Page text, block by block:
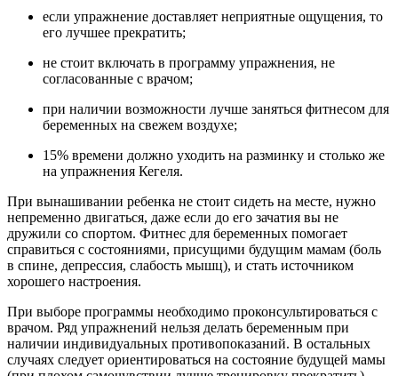
если упражнение доставляет неприятные ощущения, то
его лучшее прекратить;
не стоит включать в программу упражнения, не
согласованные с врачом;
при наличии возможности лучше заняться фитнесом для
беременных на свежем воздухе;
15% времени должно уходить на разминку и столько же
на упражнения Кегеля.
При вынашивании ребенка не стоит сидеть на месте, нужно
непременно двигаться, даже если до его зачатия вы не
дружили со спортом. Фитнес для беременных помогает
справиться с состояниями, присущими будущим мамам (боль
в спине, депрессия, слабость мышц), и стать источником
хорошего настроения.
При выборе программы необходимо проконсультироваться с
врачом. Ряд упражнений нельзя делать беременным при
наличии индивидуальных противопоказаний. В остальных
случаях следует ориентироваться на состояние будущей мамы